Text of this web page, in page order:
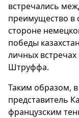
встречались
преимущество в
стороне
победы
личных встречах
Штруффа.
Таким образом,
представитель
французским